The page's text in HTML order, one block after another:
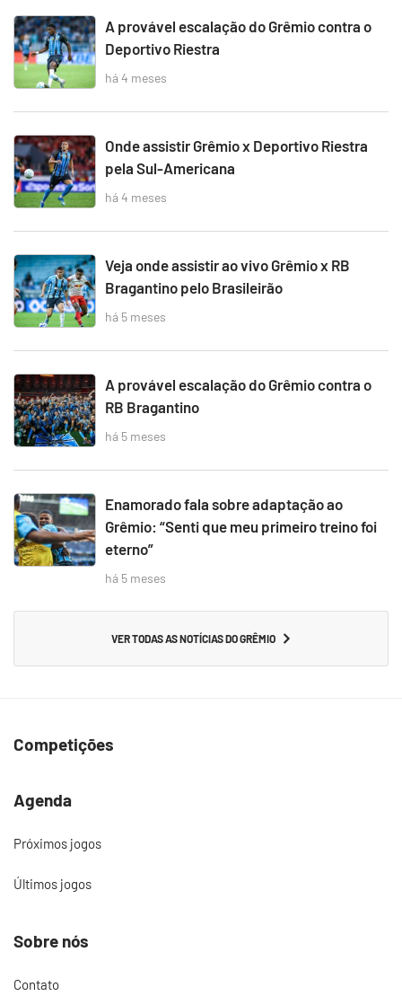
A provável escalação do Grêmio contra o
Deportivo Riestra
há 4 meses
Onde assistir Grêmio x Deportivo Riestra
pela Sul-Americana
há 4 meses
Veja onde assistir ao vivo Grêmio x RB
Bragantino pelo Brasileirão
há 5 meses
A provável escalação do Grêmio contra o
RB Bragantino
há 5 meses
Enamorado fala sobre adaptação ao
Grêmio: “Senti que meu primeiro treino foi
eterno”
há 5 meses
VER TODAS AS NOTÍCIAS DO GRÊMIO
Competições
Agenda
Próximos jogos
Últimos jogos
Sobre nós
Contato